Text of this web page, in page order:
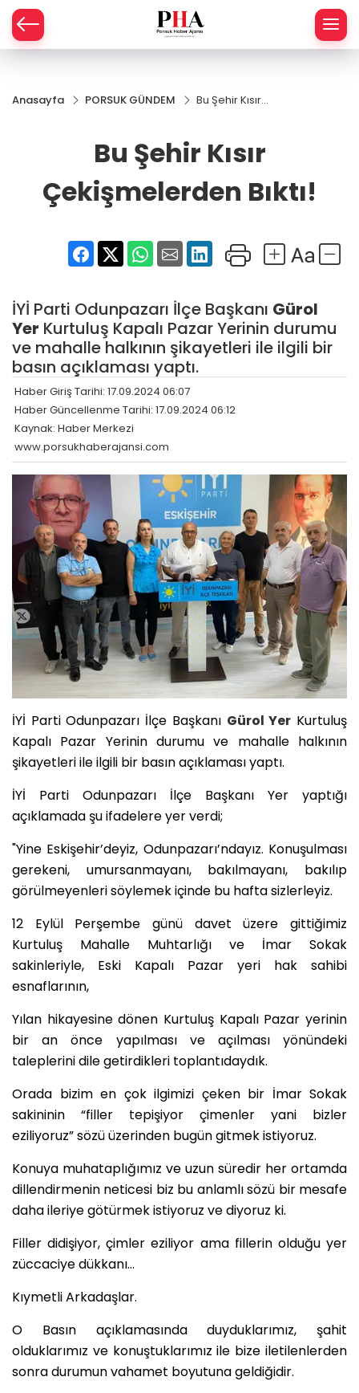
HABER
Anasayfa PORSUK GÜNDEM
Bu Şehir Kısır
Bu Şehir Kısır
Çekişmelerden Bıktı!
İYİ Parti Odunpazarı İlçe Başkanı Gürol
Yer Kurtuluş Kapalı Pazar Yerinin durumu
ve mahalle halkının şikayetleri ile ilgili bir
basın açıklaması yaptı.
Haber Giriş Tarihi: 17.09.2024 06:07
Haber Güncellenme Tarihi: 17.09.2024 06:12
Kaynak: Haber Merkezi
www.porsukhaberajansi.com
İYİ Parti Odunpazarı İlçe Başkanı Gürol Yer Kurtuluş
Kapalı Pazar Yerinin durumu ve mahalle halkının
şikayetleri ile ilgili bir basın açıklaması yaptı.
İYİ Parti Odunpazarı İlçe Başkanı Yer yaptığı
açıklamada şu ifadelere yer verdi;
"Yine Eskişehir’deyiz, Odunpazarı’ndayız. Konuşulması
gerekeni, umursanmayanı, bakılmayanı, bakılıp
görülmeyenleri söylemek içinde bu hafta sizlerleyiz.
12 Eylül Perşembe günü davet üzere gittiğimiz
Kurtuluş Mahalle Muhtarlığı ve İmar Sokak
sakinleriyle, Eski Kapalı Pazar yeri hak sahibi
esnaflarının,
Yılan hikayesine dönen Kurtuluş Kapalı Pazar yerinin
bir an önce yapılması ve açılması yönündeki
taleplerini dile getirdikleri toplantıdaydık.
Orada bizim en çok ilgimizi çeken bir İmar Sokak
sakininin “filler tepişiyor çimenler yani bizler
eziliyoruz” sözü üzerinden bugün gitmek istiyoruz.
Konuya muhataplığımız ve uzun süredir her ortamda
dillendirmenin neticesi biz bu anlamlı sözü bir mesafe
daha ileriye götürmek istiyoruz ve diyoruz ki.
Filler didişiyor, çimler eziliyor ama fillerin olduğu yer
züccaciye dükkanı…
Kıymetli Arkadaşlar.
O Basın açıklamasında duyduklarımız, şahit
olduklarımız ve konuştuklarımız ile bize iletilenlerden
sonra durumun vahamet boyutuna geldiğidir.